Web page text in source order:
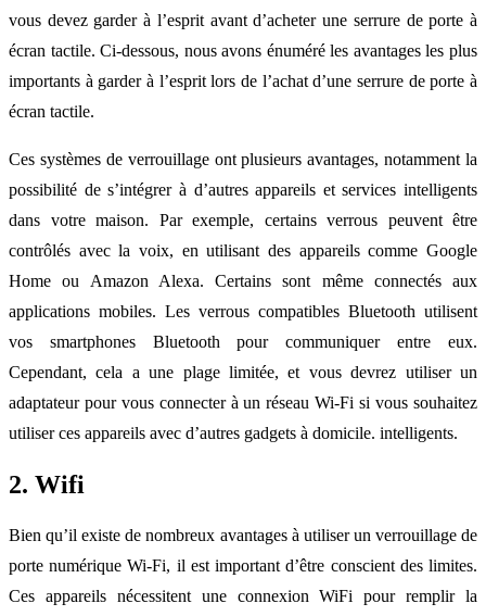
vous devez garder à l’esprit avant d’acheter une serrure de porte à
écran tactile. Ci-dessous, nous avons énuméré les avantages les plus
importants à garder à l’esprit lors de l’achat d’une serrure de porte à
écran tactile.
Ces systèmes de verrouillage ont plusieurs avantages, notamment la
possibilité de s’intégrer à d’autres appareils et services intelligents
dans votre maison. Par exemple, certains verrous peuvent être
contrôlés avec la voix, en utilisant des appareils comme Google
Home ou Amazon Alexa. Certains sont même connectés aux
applications mobiles. Les verrous compatibles Bluetooth utilisent
vos smartphones Bluetooth pour communiquer entre eux.
Cependant, cela a une plage limitée, et vous devrez utiliser un
adaptateur pour vous connecter à un réseau Wi-Fi si vous souhaitez
utiliser ces appareils avec d’autres gadgets à domicile. intelligents.
2. Wifi
Bien qu’il existe de nombreux avantages à utiliser un verrouillage de
porte numérique Wi-Fi, il est important d’être conscient des limites.
Ces appareils nécessitent une connexion WiFi pour remplir la